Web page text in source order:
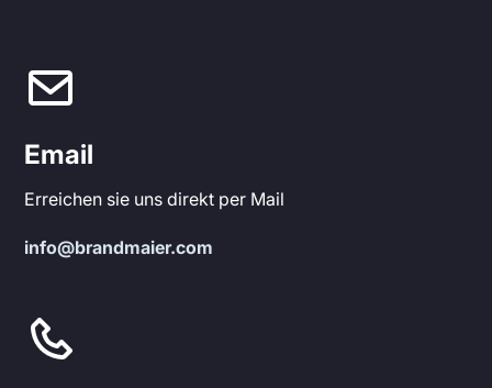
Email
Erreichen sie uns direkt per Mail
info@brandmaier.com